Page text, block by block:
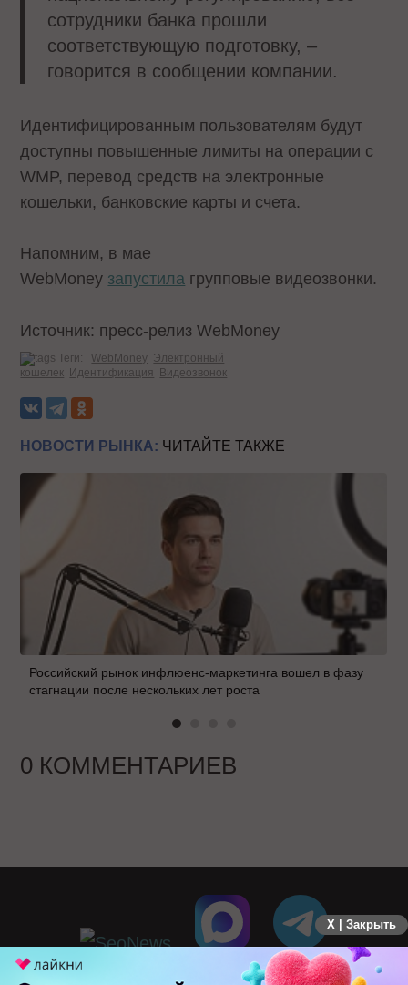
сотрудники банка прошли
соответствующую подготовку, –
говорится в сообщении компании.
Идентифицированным пользователям будут
доступны повышенные лимиты на операции с
WMP, перевод средств на электронные
кошельки, банковские карты и счета.
Напомним, в мае
WebMoney запустила групповые видеозвонки.
Источник: пресс-релиз WebMoney
Теги: WebMoney Электронный
кошелек Идентификация Видеозвонок
НОВОСТИ РЫНКА: ЧИТАЙТЕ ТАКЖЕ
Российский рынок инфлюенс-маркетинга вошел в фазу
стагнации после нескольких лет роста
0 КОММЕНТАРИЕВ
X | Закрыть
ПЕРЕЙТИ НА ПОЛНУЮ ВЕРСИЮ